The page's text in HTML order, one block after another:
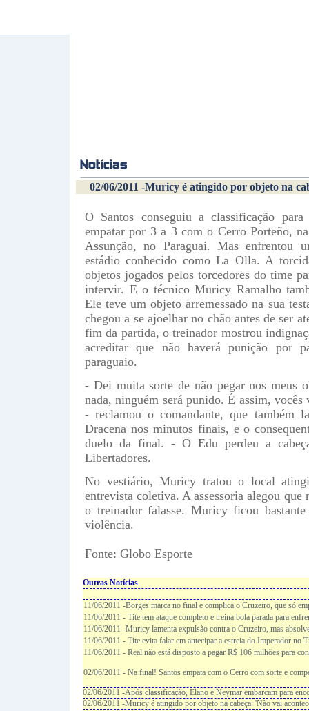
02/06/2011 -Muricy é atingido por objeto na
O Santos conseguiu a classificação
empatar por 3 a 3 com o Cerro Porteño,
Assunção, no Paraguai. Mas enfrentou
estádio conhecido como La Olla. A
objetos jogados pelos torcedores do time
intervir. E o técnico Muricy Ramalho
Ele teve um objeto arremessado na sua
chegou a se ajoelhar no chão antes de ser
fim da partida, o treinador mostrou
acreditar que não haverá punição por
paraguaio.
- Dei muita sorte de não pegar nos meus
nada, ninguém será punido. É assim,
- reclamou o comandante, que também
Dracena nos minutos finais, e o
duelo da final. - O Edu perdeu a
Libertadores.
No vestiário, Muricy tratou o local
entrevista coletiva. A assessoria alegou que
o treinador falasse. Muricy ficou
violência.
Fonte: Globo Esporte
Outras Notícias
11/06/2011 -Borges marca no final e complica o Cruzeiro, que só
11/06/2011 - Tite tem ataque completo e treina bola parada para
11/06/2011 -Muricy lamenta expulsão contra o Cruzeiro, mas
11/06/2011 - Tite evita falar em antecipar a estreia do Imperador no
11/06/2011 - Real não está disposto a pagar R$ 106 milhões para
02/06/2011 - Na final! Santos empata com o Cerro com sorte e
02/06/2011 -Após classificação, Elano e Neymar embarcam para
02/06/2011 -Muricy é atingido por objeto na cabeça: 'Não vai